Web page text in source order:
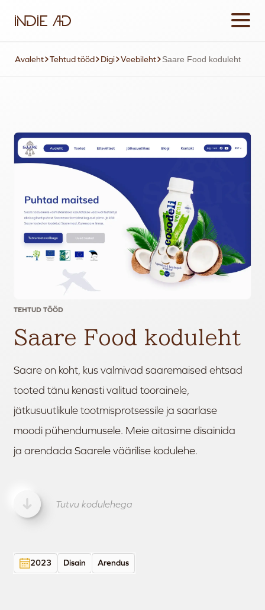
Avaleht Tehtud tööd Digi Veebileht Saare Food koduleht
TEHTUD TÖÖD
Saare Food koduleht
Saare on koht, kus valmivad saaremaised ehtsad
tooted tänu kenasti valitud toorainele,
jätkusuutlikule tootmisprotsessile ja saarlase
moodi pühendumusele. Meie aitasime disainida
ja arendada Saarele väärilise kodulehe.
Tutvu kodulehega
2023 Disain Arendus